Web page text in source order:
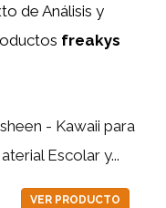
de Análisis y
freakys
- Kawaii para
Escolar y...
VER PRODUCTO